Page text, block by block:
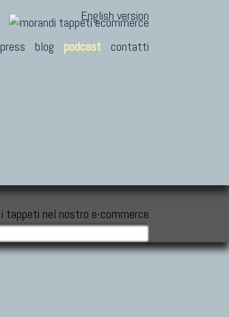
English version
press blog podcast contatti